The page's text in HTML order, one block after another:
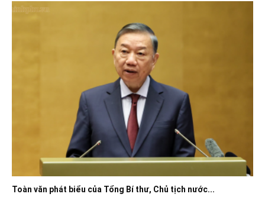
Toàn văn phát biểu của Tổng Bí thư, Chủ tịch nước...